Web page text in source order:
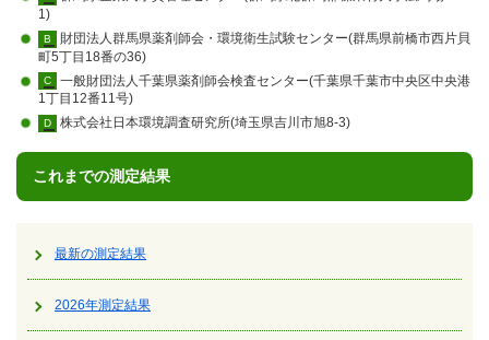
1)
B
財団法人群馬県薬剤師会・環境衛生試験センター(群馬県前橋市西片貝
町5丁目18番の36)
C
一般財団法人千葉県薬剤師会検査センター(千葉県千葉市中央区中央港
1丁目12番11号)
D 株式会社日本環境調査研究所(埼玉県吉川市旭8-3)
これまでの測定結果
最新の測定結果
2026年測定結果